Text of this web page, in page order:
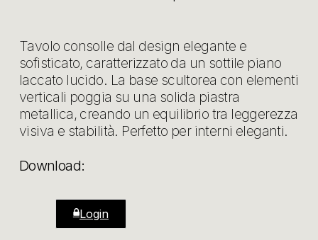
Download:
Login
Tavolo consolle dal design elegante e
sofisticato, caratterizzato da un sottile piano
laccato lucido. La base scultorea con elementi
verticali poggia su una solida piastra
metallica, creando un equilibrio tra leggerezza
visiva e stabilità. Perfetto per interni eleganti.